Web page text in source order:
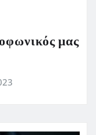
μας